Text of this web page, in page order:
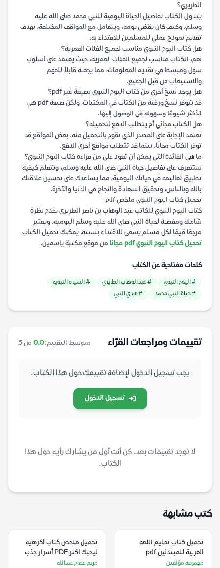
الطريري؟
يتناول الكتاب تفاصيل الحياة اليومية للنبي محمد صلى الله عليه
وسلم، وكيف كان يقضي يومه، ويتعامل مع المواقف المختلفة، بهدف
تقديم نموذج عملي للمسلمين للاقتداء به.
هل كتاب اليوم النبوي مناسب لجميع الفئات العمرية؟
نعم، الكتاب مناسب لجميع الفئات العمرية، حيث يعتمد على أسلوب
سهل ومبسط في تقديم المعلومات، مما يجعله قابلاً للفهم
والاستيعاب من قبل الجميع.
هل يوجد نسخ أخرى من كتاب اليوم النبوي بصيغة غير pdf؟
قد تتوفر نسخ ورقية من الكتاب في المكتبات، ولكن صيغة pdf هي
الأكثر شيوعًا وسهولة في الوصول إليها.
هل الكتاب مجاني أم يتطلب الدفع لتحميله؟
تعتمد الإجابة على المصدر الذي تقوم بالتحميل منه. بعض المواقع قد
توفر الكتاب مجانًا، بينما قد تتطلب مواقع أخرى الدفع.
ما هي الفائدة التي يمكن أن تعود علي من قراءة كتاب اليوم النبوي؟
ستتعرف على تفاصيل حياة النبي صلى الله عليه وسلم، وتتعلم كيفية
تطبيق تعاليمه في حياتك اليومية، مما يساعدك على تحسين علاقتك
بالله وبالناس، وتحقيق السعادة والنجاح في الدنيا والآخرة.
تحميل كتاب اليوم النبوي ملخص pdf
كتاب اليوم النبوي للكاتب عبد الوهاب بن ناصر الطريري يقدم نظرة
شاملة ومفصلة لحياة النبي صلى الله عليه وسلم اليومية، ويعتبر
مرجعًا قيمًا لكل مسلم يسعى للاقتداء بسنته. يمكنك تحميل الكتاب
تحميل كتاب اليوم النبوي pdf مجانا
من موقع مكتبة ياسمين.
كلمات مفتاحية عن الكتاب
# اليوم النبوي # عبد الوهاب الطريري
# السيرة النبوية
# حياة النبي محمد
# هدي النبي
تقييمات ومراجعات القرّاء متوسط التقييم:0.0 من 5
يجب تسجيل الدخول لإضافة تقييمك حول هذا الكتاب.
تسجيل الدخول
لا توجد تقييمات بعد. كن أنت أول من يشارك رأيه حول هذا
الكتاب.
كتب مشابهة
تحميل كتاب تعليم اللغة
العربية للمبتدئين pdf
مجموعة مؤلفين
تحميل ملخص كتاب أكرهيه
ليحبك اكثر ‎PDF أسرار جذب
الرجل وزيادة اهتمامه
مريم عصام عبدالله